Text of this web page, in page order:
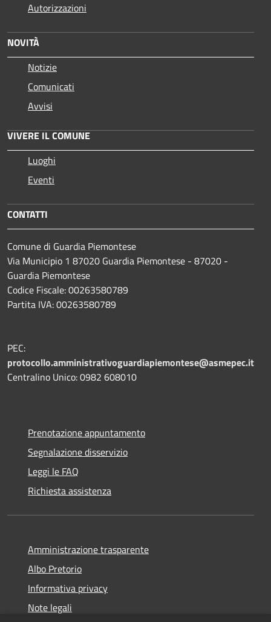
Autorizzazioni
NOVITÀ
Notizie
Comunicati
Avvisi
VIVERE IL COMUNE
Luoghi
Eventi
CONTATTI
Comune di Guardia Piemontese
Via Municipio 1 87020 Guardia Piemontese - 87020 -
Guardia Piemontese
Codice Fiscale: 00263580789
Partita IVA: 00263580789
PEC:
protocollo.amministrativoguardiapiemontese@asmepec.it
Centralino Unico: 0982 608010
Prenotazione appuntamento
Segnalazione disservizio
Leggi le FAQ
Richiesta assistenza
Amministrazione trasparente
Albo Pretorio
Informativa privacy
Note legali